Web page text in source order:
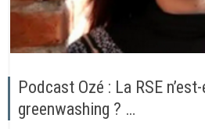
Podcast Ozé : La RSE
greenwashing ? …